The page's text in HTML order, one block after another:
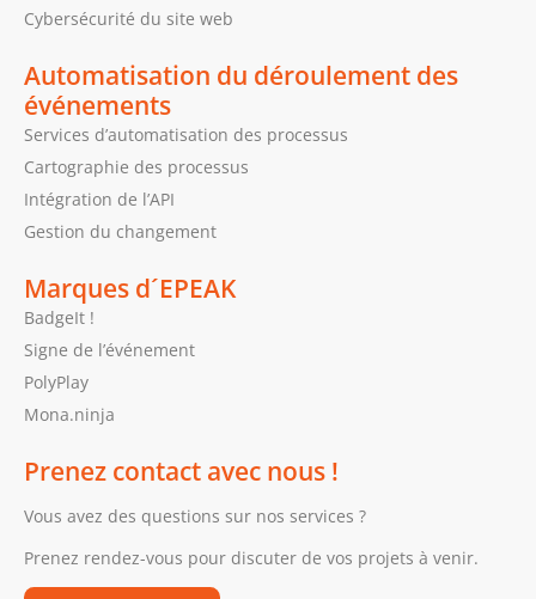
Cybersécurité du site web
Automatisation du déroulement des
événements
Services d’automatisation des processus
Cartographie des processus
Intégration de l’API
Gestion du changement
Marques d´EPEAK
BadgeIt !
Signe de l’événement
PolyPlay
Mona.ninja
Prenez contact avec nous !
Vous avez des questions sur nos services ?
Prenez rendez-vous pour discuter de vos projets à venir.